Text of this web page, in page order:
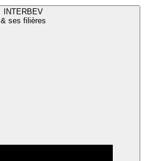
INTERBEV
& ses filières